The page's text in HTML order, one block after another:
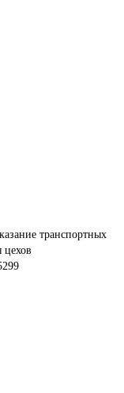
транспортных
цехов